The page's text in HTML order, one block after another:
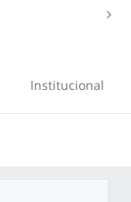
Institucional